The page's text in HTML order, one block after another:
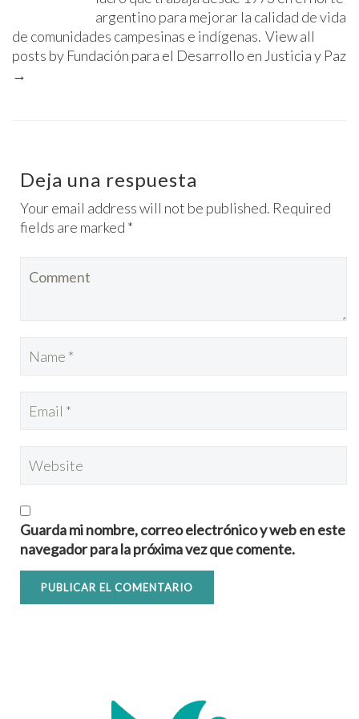
argentino para mejorar la calidad de vida
de comunidades campesinas e indígenas. View all
posts by Fundación para el Desarrollo en Justicia y Paz
→
Deja una respuesta
Your email address will not be published. Required
fields are marked *
Guarda mi nombre, correo electrónico y web en este
navegador para la próxima vez que comente.